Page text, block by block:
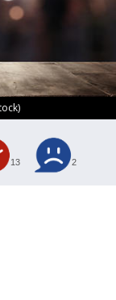
13 2